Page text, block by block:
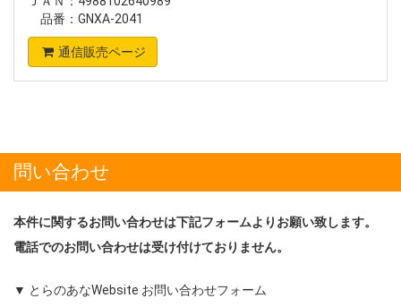
品番：GNXA-2041
通信販売ページ
問い合わせ
本件に関するお問い合わせは下記フォームよりお願い致します。
電話でのお問い合わせは受け付けておりません。
▼ とらのあなWebsite お問い合わせフォーム